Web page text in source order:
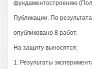
фундаментостроению
Публикации. По
опубликовано 8 работ.
На защиту выносятся:
1. Результаты